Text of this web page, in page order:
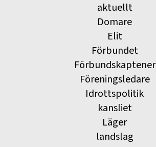
aktuellt
Domare
Elit
Förbundet
Förbundskaptener
Föreningsledare
Idrottspolitik
kansliet
Läger
landslag